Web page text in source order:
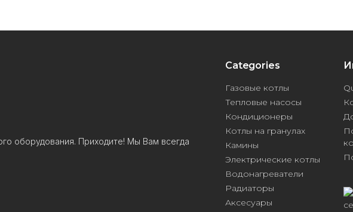
оборудования. Приходите! Мы Вам всегда
Categories
Газовые котлы
Тепловые насосы
Кондиционеры
Котлы на гранулах
Камины
Электрические котлы
Водонагреватели
Радиаторы
Аксесуары